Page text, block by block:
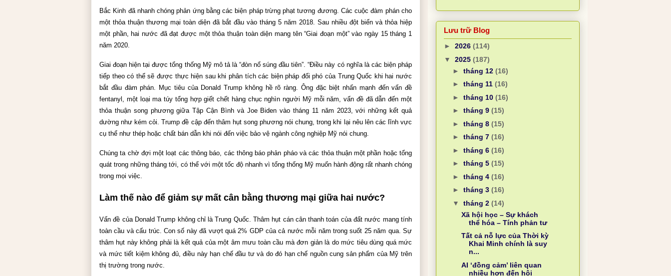
Bắc Kinh đã nhanh chóng phản ứng bằng các biện pháp trừng phạt tương đương. Các cuộc đàm phán cho
một thỏa thuận thương mại toàn diện đã bắt đầu vào tháng 5 năm 2018. Sau nhiều đột biến và thỏa hiệp
một phần, hai nước đã đạt được một thỏa thuận toàn diện mang tên “Giai đoạn một” vào ngày 15 tháng 1
năm 2020.
Giai đoạn hiện tại được tổng thống Mỹ mô tả là “đòn nổ súng đầu tiên”. “Điều này có nghĩa là các biện pháp
tiếp theo có thể sẽ được thực hiện sau khi phân tích các biện pháp đối phó của Trung Quốc khi hai nước
bắt đầu đàm phán. Mục tiêu của Donald Trump không hề rõ ràng. Ông đặc biệt nhấn mạnh đến vấn đề
fentanyl, một loại ma túy tổng hợp giết chết hàng chục nghìn người Mỹ mỗi năm, vấn đề đã dẫn đến một
thỏa thuận song phương giữa Tập Cận Bình và Joe Biden vào tháng 11 năm 2023, với những kết quả
dường như kém cỏi. Trump đề cập đến thâm hụt song phương nói chung, trong khi lại nêu lên các lĩnh vực
cụ thể như thép hoặc chất bán dẫn khi nói đến việc bảo vệ ngành công nghiệp Mỹ nói chung.
Chúng ta chờ đợi một loạt các thông báo, các thông báo phản pháo và các thỏa thuận một phần hoặc tổng
quát trong những tháng tới, có thể với một tốc độ nhanh vì tổng thống Mỹ muốn hành động rất nhanh chóng
trong mọi việc.
Làm thế nào để giảm sự mất cân bằng thương mại giữa hai nước?
Vấn đề của Donald Trump không chỉ là Trung Quốc. Thâm hụt cán cân thanh toán của đất nước mang tính
toàn cầu và cấu trúc. Con số này đã vượt quá 2% GDP của cả nước mỗi năm trong suốt 25 năm qua. Sự
thâm hụt này không phải là kết quả của một âm mưu toàn cầu mà đơn giản là do mức tiêu dùng quá mức
và mức tiết kiệm không đủ, điều này hạn chế đầu tư và do đó hạn chế nguồn cung sản phẩm của Mỹ trên
thị trường trong nước.
Lưu trữ Blog
► 2026 (114)
▼ 2025 (187)
► tháng 12 (16)
► tháng 11 (16)
► tháng 10 (16)
► tháng 9 (15)
► tháng 8 (15)
► tháng 7 (16)
► tháng 6 (16)
► tháng 5 (15)
► tháng 4 (16)
► tháng 3 (16)
▼ tháng 2 (14)
Xã hội học – Sự khách
thể hóa – Tính phản tư
Tất cả nỗ lực của Thời kỳ
Khai Minh chính là suy
n...
AI ‘đồng cảm’ liên quan
nhiều hơn đến hội